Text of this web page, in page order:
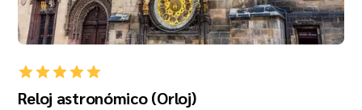
Reloj astronómico (Orloj)